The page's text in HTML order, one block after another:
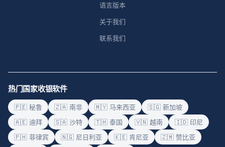
语言版本
关于我们
联系我们
热门国家收银软件
🇵🇪 秘鲁 🇿🇦 南非 🇲🇾 马来西亚
🇸🇬 新加坡
🇦🇪 迪拜
🇸🇦 沙特 🇹🇭 泰国 🇻🇳 越南
🇮🇩 印尼
🇵🇭 菲律宾
🇳🇬 尼日利亚 🇰🇪 肯尼亚
🇿🇲 赞比亚